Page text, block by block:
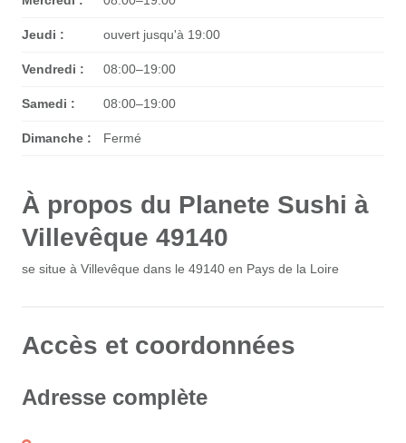
Jeudi : ouvert jusqu'à 19:00
Vendredi : 08:00–19:00
Samedi : 08:00–19:00
Dimanche : Fermé
À propos du Planete Sushi à
Villevêque 49140
se situe à Villevêque dans le 49140 en Pays de la Loire
Accès et coordonnées
Adresse complète